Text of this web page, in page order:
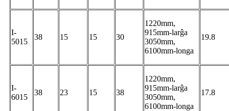
I-
5015
38 15 15 30
1220mm,
915mm-larĝa
3050mm,
6100mm-longa
19.8
I-
6015
38 23 15 38
1220mm,
915mm-larĝa
3050mm,
6100mm-longa
17.8